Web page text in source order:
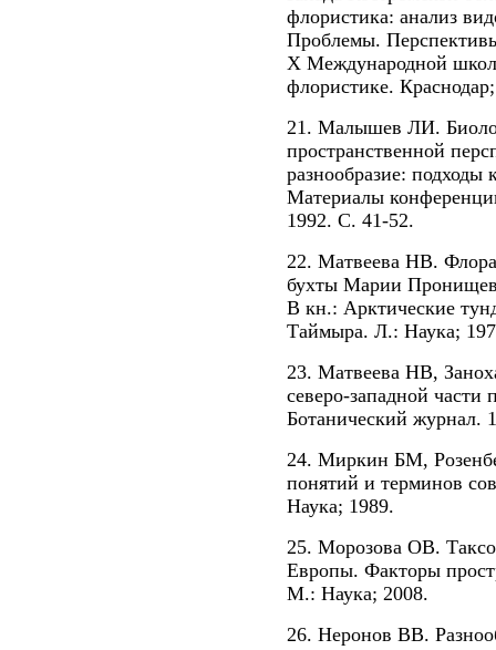
флористика: анализ
Проблемы.
X Международной
флористике.
21. Малышев ЛИ.
пространственной
разнообразие:
Материалы
1992. С. 41-52.
22. Матвеева НВ. Флора
бухты Марии
В кн.: Арктические
Таймыра. Л.: Наука;
23. Матвеева НВ,
северо-западной части
Ботанический журнал.
24. Миркин БМ,
понятий и терминов
Наука; 1989.
25. Морозова ОВ.
Европы. Факторы
М.: Наука; 2008.
26. Неронов ВВ.